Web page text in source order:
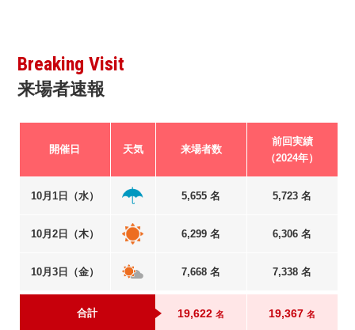
Breaking Visit
来場者速報
開催日 天気 来場者数
前回実績
（2024年）
10月1日（水） 5,655 名 5,723 名
10月2日（木） 6,299 名 6,306 名
10月3日（金） 7,668 名 7,338 名
合計 19,622名 19,367名